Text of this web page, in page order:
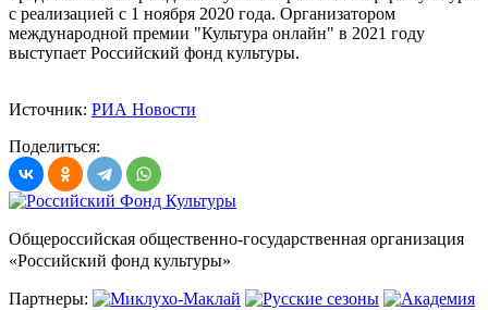
с реализацией с 1 ноября 2020 года. Организатором
международной премии "Культура онлайн" в 2021 году
выступает Российский фонд культуры.
Источник: РИА Новости
Поделиться:
Общероссийская общественно-государственная организация
«Российский фонд культуры»
Партнеры: